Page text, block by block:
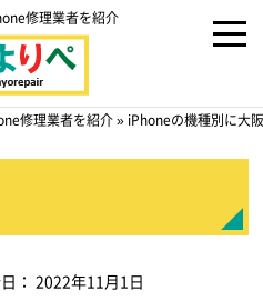
修理業者を紹介
修理業者を紹介» iPhoneの機種別に大
日：2022年11月1日